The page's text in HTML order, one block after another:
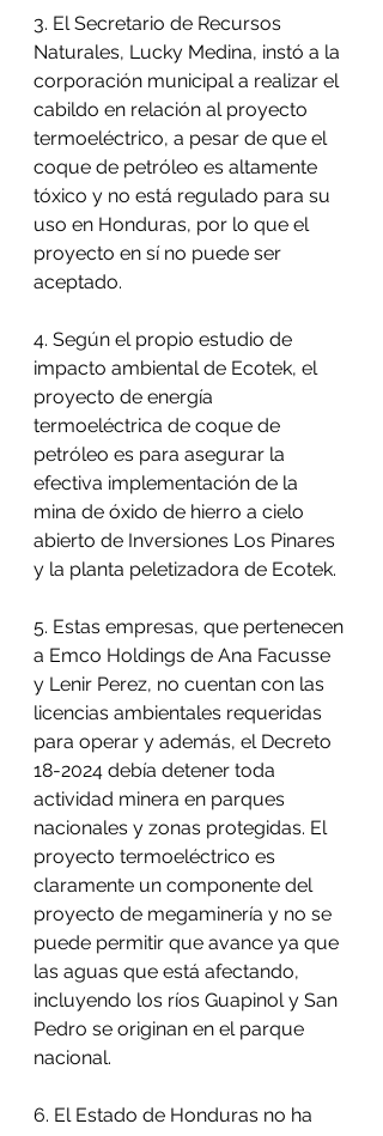
3. El Secretario de Recursos
Naturales, Lucky Medina, instó a la
corporación municipal a realizar el
cabildo en relación al proyecto
termoeléctrico, a pesar de que el
coque de petróleo es altamente
tóxico y no está regulado para su
uso en Honduras, por lo que el
proyecto en sí no puede ser
aceptado.
4. Según el propio estudio de
impacto ambiental de Ecotek, el
proyecto de energía
termoeléctrica de coque de
petróleo es para asegurar la
efectiva implementación de la
mina de óxido de hierro a cielo
abierto de Inversiones Los Pinares
y la planta peletizadora de Ecotek.
5. Estas empresas, que pertenecen
a Emco Holdings de Ana Facusse
y Lenir Perez, no cuentan con las
licencias ambientales requeridas
para operar y además, el Decreto
18-2024 debía detener toda
actividad minera en parques
nacionales y zonas protegidas. El
proyecto termoeléctrico es
claramente un componente del
proyecto de megaminería y no se
puede permitir que avance ya que
las aguas que está afectando,
incluyendo los ríos Guapinol y San
Pedro se originan en el parque
nacional.
6. El Estado de Honduras no ha